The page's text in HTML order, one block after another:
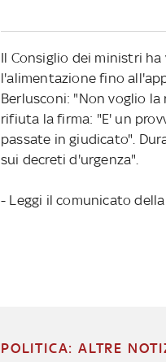
Il Consiglio dei ministri
l'alimentazione fino
Berlusconi: "Non voglio
rifiuta la firma: "E' un
passate in giudicato".
sui decreti d'urgenza".
- Leggi il comunicato
POLITICA: ALTRE